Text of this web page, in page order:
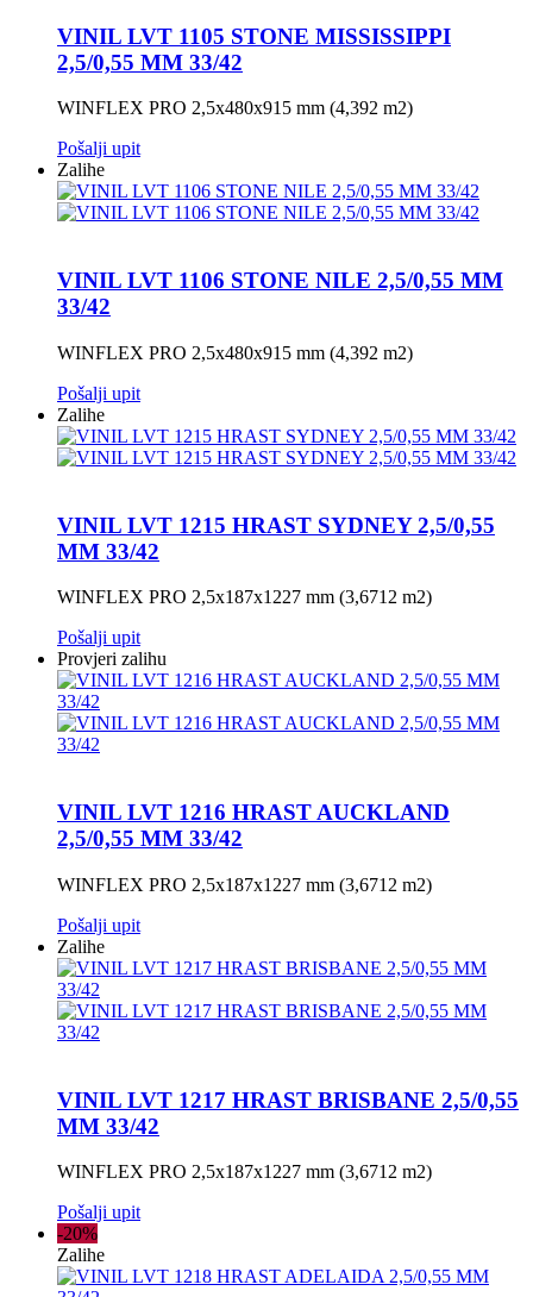
VINIL LVT 1105 STONE MISSISSIPPI
2,5/0,55 MM 33/42
WINFLEX PRO 2,5x480x915 mm (4,392 m2)
Pošalji upit
Zalihe
VINIL LVT 1106 STONE NILE 2,5/0,55 MM
33/42
WINFLEX PRO 2,5x480x915 mm (4,392 m2)
Pošalji upit
Zalihe
VINIL LVT 1215 HRAST SYDNEY 2,5/0,55
MM 33/42
WINFLEX PRO 2,5x187x1227 mm (3,6712 m2)
Pošalji upit
Provjeri zalihu
VINIL LVT 1216 HRAST AUCKLAND
2,5/0,55 MM 33/42
WINFLEX PRO 2,5x187x1227 mm (3,6712 m2)
Pošalji upit
Zalihe
VINIL LVT 1217 HRAST BRISBANE 2,5/0,55
MM 33/42
WINFLEX PRO 2,5x187x1227 mm (3,6712 m2)
Pošalji upit
-20%
Zalihe